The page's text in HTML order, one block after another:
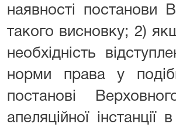
наявності постанови
такого висновку; 2)
необхідність
норми права у
постанові
апеляційної